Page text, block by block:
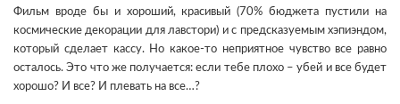
Фильм вроде бы и хороший, красивый (70% бюджета пустили на
космические декорации для лавстори) и с предсказуемым хэпиэндом,
который сделает кассу. Но какое-то неприятное чувство все равно
осталось. Это что же получается: если тебе плохо – убей и все будет
хорошо? И все? И плевать на все…?